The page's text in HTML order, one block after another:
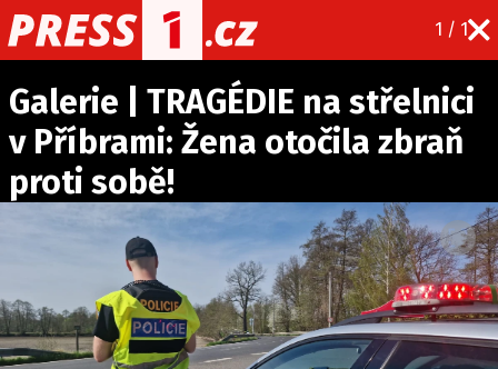
1 / 1
NOVINKY
Máte příběh, fotku nebo video?
Pošlete e-mail na PRESS1.cz
O NÁS
O REDAKCI
KONTAKT
VYDAVATEL
Galerie | TRAGÉDIE na střelnici
v Příbrami: Žena otočila zbraň
proti sobě!